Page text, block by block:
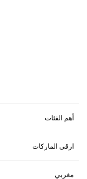
أهم الفئات
ارقى الماركات
مغربي